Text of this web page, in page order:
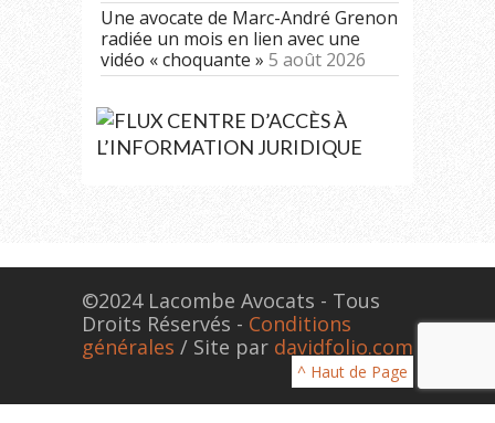
Une avocate de Marc-André Grenon
radiée un mois en lien avec une
vidéo « choquante » 5 août 2026
CENTRE D’ACCÈS À
L’INFORMATION JURIDIQUE
©2024 Lacombe Avocats - Tous
Droits Réservés - Conditions
générales / Site par davidfolio.com
^ Haut de Page